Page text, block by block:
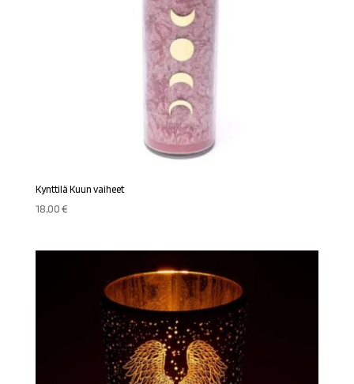
Kynttilä Kuun vaiheet
18,00€